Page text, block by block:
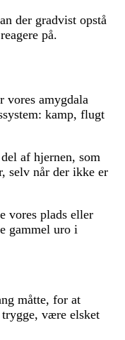
der gradvist opstå
på.
vores amygdala
kamp, flugt
af hjernen, som
selv når der ikke er
vores plads eller
gammel uro i
måtte, for at
være elsket